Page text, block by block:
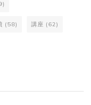
(58) 講座 (62)